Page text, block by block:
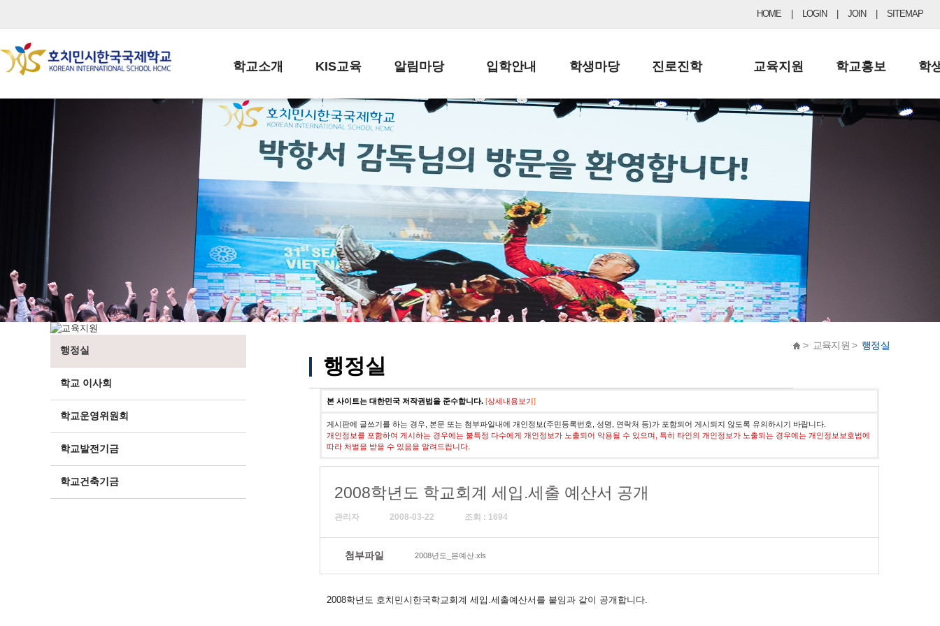
HOME LOGIN JOIN SITEMAP
학교소개
학교장인사말
학교상징
학교연혁
교직원현황
학생현황
위치/전화
전경사진
KIS교육
교육목표
학사일정
일과시간표
성과평가자료
알림마당
공지사항
납부금 안내
스쿨버스 운행 안내
급식안내
서식자료실
학부모방
정기고사 기출문제
입학안내
전-편입 서류양식
입학금/수업료
교복구입안내
학생마당
학생생활규정
학교신문
자율진로동아리
유초등 소식지
진로진학
공지사항 및 입시자료
드림레터
교육지원
행정실
학교운영위원회
학교건축기금
학교홍보
보도자료
학
행정실
학교 이사회
학교운영위원회
학교발전기금
학교건축기금
> 교육지원 > 행정실
행정실
본 사이트는 대한민국 저작권법을 준수합니다. [상세내용보기]
게시판에 글쓰기를 하는 경우, 본문 또는 첨부파일내에 개인정보(주민등록번호, 성명, 연락처 등)가 포함되어 게시되지 않도록 유의하시기 바랍니다.
개인정보를 포함하여 게시하는 경우에는 불특정 다수에게 개인정보가 노출되어 악용될 수 있으며, 특히 타인의 개인정보가 노출되는 경우에는 개인정보보호법에
따라 처벌을 받을 수 있음을 알려드립니다.
2008학년도 학교회계 세입.세출 예산서 공개
관리자 2008-03-22 조회 : 1694
첨부파일 2008년도_본예산.xls
2008학년도 호치민시한국학교회계 세입.세출예산서를 붙임과 같이 공개합니다.